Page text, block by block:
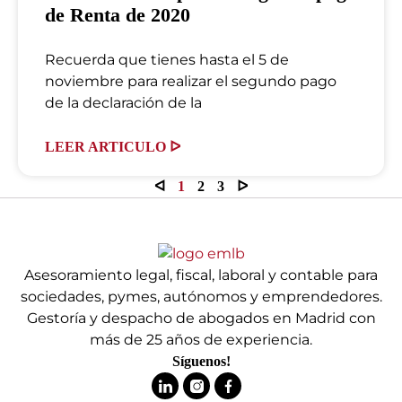
de Renta de 2020
Recuerda que tienes hasta el 5 de
noviembre para realizar el segundo pago
de la declaración de la
LEER ARTICULO ᐅ
ᐊ 1 2 3 ᐅ
Asesoramiento legal, fiscal, laboral y contable para
sociedades, pymes, autónomos y emprendedores.
Gestoría y despacho de abogados en Madrid con
más de 25 años de experiencia.
Síguenos!